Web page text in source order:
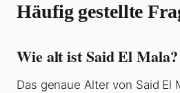
Häufig gestellte
Wie alt ist Said El Mala?
Das genaue Alter von Said El